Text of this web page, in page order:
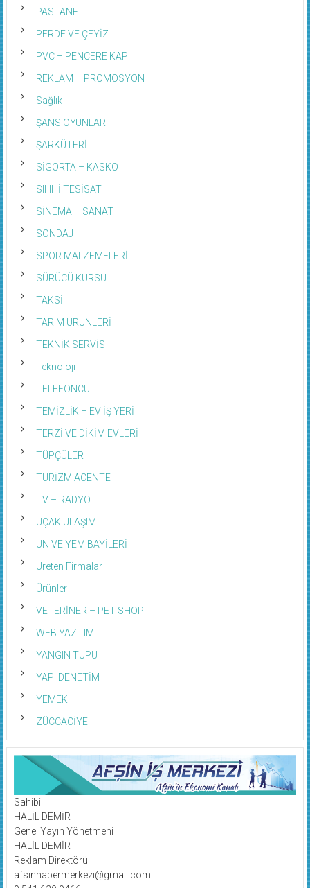
PASTANE
PERDE VE ÇEYİZ
PVC – PENCERE KAPI
REKLAM – PROMOSYON
Sağlık
ŞANS OYUNLARI
ŞARKÜTERİ
SİGORTA – KASKO
SIHHİ TESİSAT
SİNEMA – SANAT
SONDAJ
SPOR MALZEMELERİ
SÜRÜCÜ KURSU
TAKSİ
TARIM ÜRÜNLERİ
TEKNİK SERVİS
Teknoloji
TELEFONCU
TEMİZLİK – EV İŞ YERİ
TERZİ VE DİKİM EVLERİ
TÜPÇÜLER
TURİZM ACENTE
TV – RADYO
UÇAK ULAŞIM
UN VE YEM BAYİLERİ
Üreten Firmalar
Ürünler
VETERİNER – PET SHOP
WEB YAZILIM
YANGIN TÜPÜ
YAPI DENETİM
YEMEK
ZÜCCACİYE
Sahibi
HALİL DEMİR
Genel Yayın Yönetmeni
HALİL DEMİR
Reklam Direktörü
afsinhabermerkezi@gmail.com